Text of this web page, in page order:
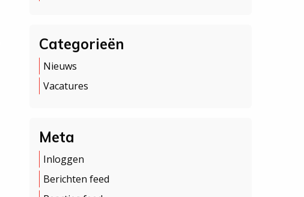
Categorieën
Nieuws
Vacatures
Meta
Inloggen
Berichten feed